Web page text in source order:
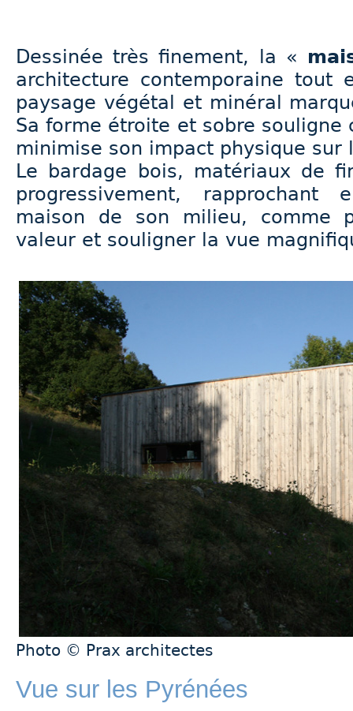
Dessinée très finement, la «
architecture contemporaine tout
paysage végétal et minéral
Sa forme étroite et sobre souligne
minimise son impact physique sur
Le bardage bois, matériaux de
progressivement, rapprochant
maison de son milieu, comme
valeur et souligner la vue
Photo © Prax architectes
Vue sur les Pyrénées